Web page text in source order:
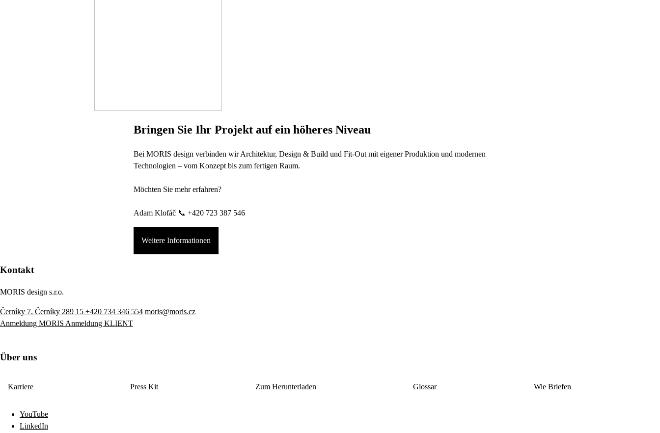
Bringen Sie Ihr Projekt auf ein höheres Niveau
Bei MORIS design verbinden wir Architektur, Design & Build und Fit-Out mit eigener Produktion und modernen
Technologien – vom Konzept bis zum fertigen Raum.
Möchten Sie mehr erfahren?
Adam Klofáč 📞 +420 723 387 546
Weitere Informationen
Kontakt
MORIS design s.r.o.
Černíky 7, Černíky 289 15 +420 734 346 554 moris@moris.cz
Anmeldung MORIS Anmeldung KLIENT
Über uns
Karriere Press Kit Zum Herunterladen Glossar Wie Briefen
YouTube
LinkedIn